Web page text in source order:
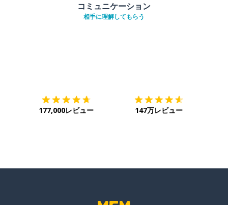
コミュニケーション
相手に理解してもらう
177,000レビュー 147万レビュー